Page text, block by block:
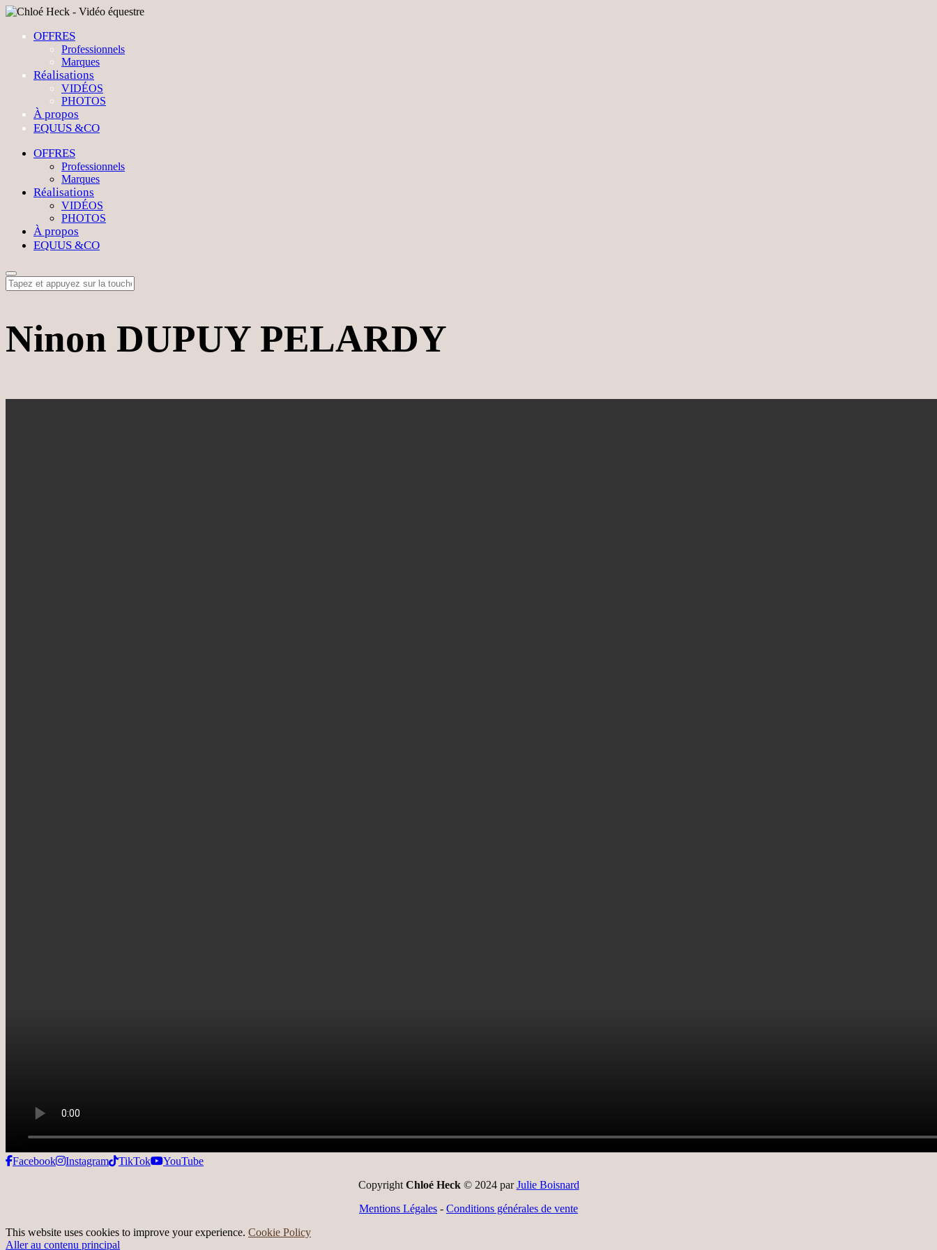
OFFRES
Professionnels
Marques
Réalisations
VIDÉOS
PHOTOS
À propos
EQUUS &CO
OFFRES
Professionnels
Marques
Réalisations
VIDÉOS
PHOTOS
À propos
EQUUS &CO
Ninon DUPUY PELARDY
Facebook Instagram TikTok
YouTube
Copyright Chloé Heck© 2024 parJulie Boisnard
Mentions Légales - Conditions générales de vente
This website uses cookies to improve your experience. Cookie Policy
Aller au contenu principal